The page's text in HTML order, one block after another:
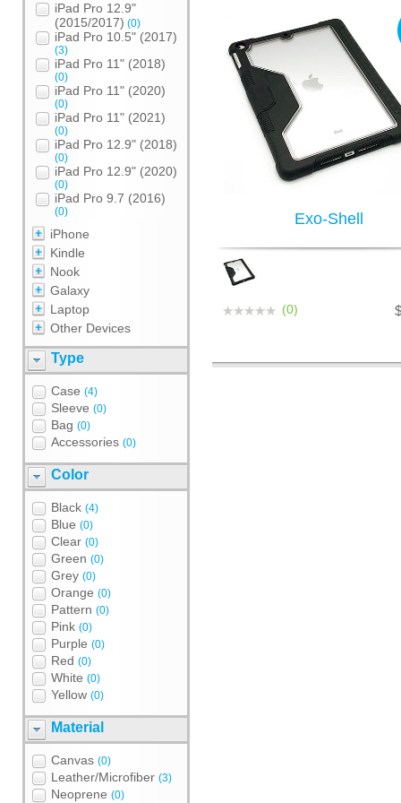
iPad Pro 12.9"
(2015/2017) (0)
iPad Pro 10.5" (2017)
(3)
iPad Pro 11" (2018)
(0)
iPad Pro 11" (2020)
(0)
iPad Pro 11" (2021)
(0)
iPad Pro 12.9" (2018)
(0)
iPad Pro 12.9" (2020)
(0)
iPad Pro 9.7 (2016)
(0)
iPhone
Kindle
Nook
Galaxy
Laptop
Other Devices
Type
Case (4)
Sleeve (0)
Bag (0)
Accessories (0)
Color
Black (4)
Blue (0)
Clear (0)
Green (0)
Grey (0)
Orange (0)
Pattern (0)
Pink (0)
Purple (0)
Red (0)
White (0)
Yellow (0)
Material
Canvas (0)
Leather/Microfiber (3)
Neoprene (0)
Exo-Shell
(0)